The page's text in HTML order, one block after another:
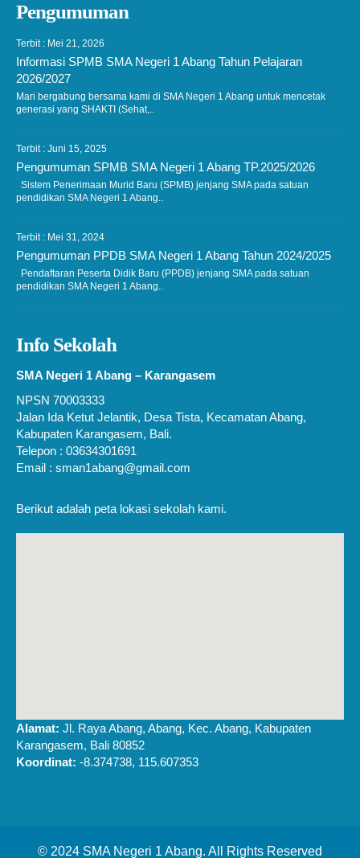
Pengumuman
Terbit : Mei 21, 2026
Informasi SPMB SMA Negeri 1 Abang Tahun Pelajaran
2026/2027
Mari bergabung bersama kami di SMA Negeri 1 Abang untuk mencetak
generasi yang SHAKTI (Sehat,..
Terbit : Juni 15, 2025
Pengumuman SPMB SMA Negeri 1 Abang TP.2025/2026
Sistem Penerimaan Murid Baru (SPMB) jenjang SMA pada satuan
pendidikan SMA Negeri 1 Abang..
Terbit : Mei 31, 2024
Pengumuman PPDB SMA Negeri 1 Abang Tahun 2024/2025
Pendaftaran Peserta Didik Baru (PPDB) jenjang SMA pada satuan
pendidikan SMA Negeri 1 Abang..
Info Sekolah
SMA Negeri 1 Abang – Karangasem
NPSN 70003333
Jalan Ida Ketut Jelantik, Desa Tista, Kecamatan Abang,
Kabupaten Karangasem, Bali.
Telepon : 03634301691
Email : sman1abang@gmail.com
Berikut adalah peta lokasi sekolah kami.
Alamat: Jl. Raya Abang, Abang, Kec. Abang, Kabupaten
Karangasem, Bali 80852
Koordinat: -8.374738, 115.607353
© 2024 SMA Negeri 1 Abang. All Rights Reserved